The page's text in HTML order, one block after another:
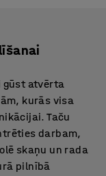
gūst atvērta
kurās visa
Taču
darbam,
skaņu un rada
pilnībā